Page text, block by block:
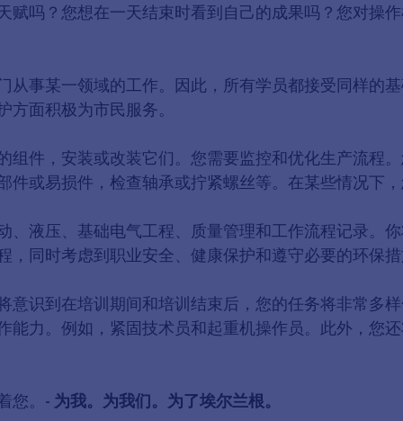
吗？您想在一天结束时看到自己的成果吗？您对操
事某一领域的工作。因此，所有学员都接受同样的
面积极为市民服务。
件，安装或改装它们。您需要监控和优化生产流程
或易损件，检查轴承或拧紧螺丝等。在某些情况下，
液压、基础电气工程、质量管理和工作流程记录。
同时考虑到职业安全、健康保护和遵守必要的环保措
意识到在培训期间和培训结束后，您的任务将非常多
力。例如，紧固技术员和起重机操作员。此外，您
。 - 为我。为我们。为了埃尔兰根。